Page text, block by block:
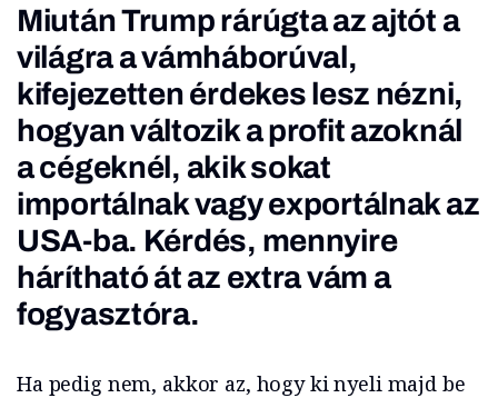
Miután Trumprárúgta az ajtót a
világraa vámháborúval,
kifejezetten érdekes lesz nézni,
hogyan változik a profit azoknál
a cégeknél, akik sokat
importálnak vagy exportálnak az
USA-ba. Kérdés, mennyire
hárítható át az extra vám a
fogyasztóra.
Ha pedig nem, akkor az, hogy ki nyeli majd be